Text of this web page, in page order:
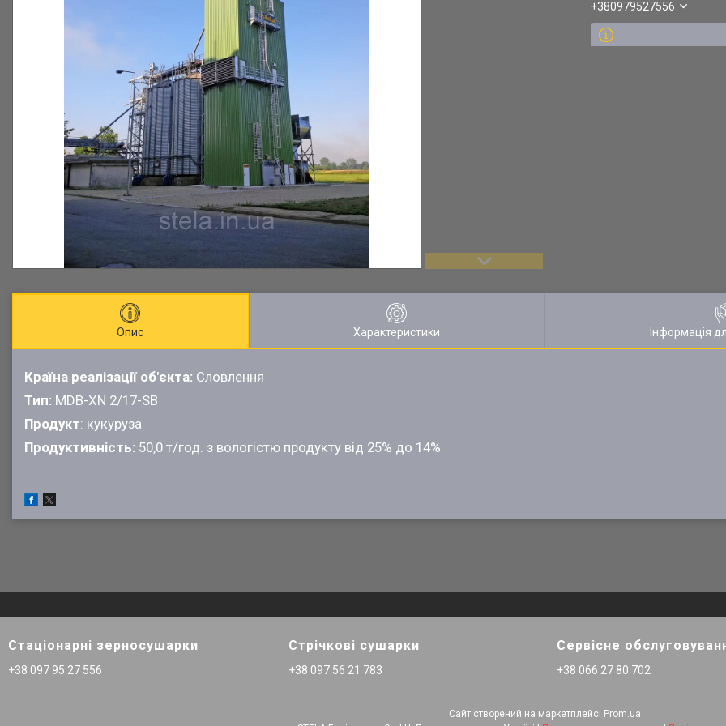
+380979527556
Опис Характеристики Інформація
Країна реалізації об'єкта: Словлення
Тип: MDB-XN 2/17-SB
Продукт: кукуруза
Продуктивність: 50,0 т/год. з вологістю продукту від 25% до 14%
Стаціонарні зерносушарки
+38 097 95 27 556
Стрічкові сушарки
+38 097 56 21 783
Сервісне
+38 066 27 80 702
Сайт створений на маркетплейсі Prom.ua